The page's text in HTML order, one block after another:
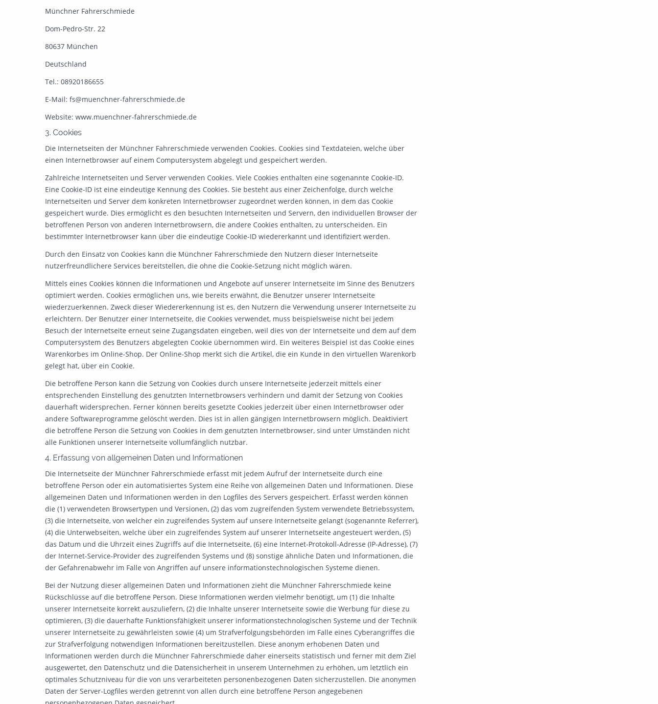
Münchner Fahrerschmiede
Dom-Pedro-Str. 22
80637 München
Deutschland
Tel.: 08920186655
E-Mail: fs@muenchner-fahrerschmiede.de
Website: www.muenchner-fahrerschmiede.de
3. Cookies
Die Internetseiten der Münchner Fahrerschmiede verwenden Cookies. Cookies sind Textdateien, welche über
einen Internetbrowser auf einem Computersystem abgelegt und gespeichert werden.
Zahlreiche Internetseiten und Server verwenden Cookies. Viele Cookies enthalten eine sogenannte Cookie-ID.
Eine Cookie-ID ist eine eindeutige Kennung des Cookies. Sie besteht aus einer Zeichenfolge, durch welche
Internetseiten und Server dem konkreten Internetbrowser zugeordnet werden können, in dem das Cookie
gespeichert wurde. Dies ermöglicht es den besuchten Internetseiten und Servern, den individuellen Browser der
betroffenen Person von anderen Internetbrowsern, die andere Cookies enthalten, zu unterscheiden. Ein
bestimmter Internetbrowser kann über die eindeutige Cookie-ID wiedererkannt und identifiziert werden.
Durch den Einsatz von Cookies kann die Münchner Fahrerschmiede den Nutzern dieser Internetseite
nutzerfreundlichere Services bereitstellen, die ohne die Cookie-Setzung nicht möglich wären.
Mittels eines Cookies können die Informationen und Angebote auf unserer Internetseite im Sinne des Benutzers
optimiert werden. Cookies ermöglichen uns, wie bereits erwähnt, die Benutzer unserer Internetseite
wiederzuerkennen. Zweck dieser Wiedererkennung ist es, den Nutzern die Verwendung unserer Internetseite zu
erleichtern. Der Benutzer einer Internetseite, die Cookies verwendet, muss beispielsweise nicht bei jedem
Besuch der Internetseite erneut seine Zugangsdaten eingeben, weil dies von der Internetseite und dem auf dem
Computersystem des Benutzers abgelegten Cookie übernommen wird. Ein weiteres Beispiel ist das Cookie eines
Warenkorbes im Online-Shop. Der Online-Shop merkt sich die Artikel, die ein Kunde in den virtuellen Warenkorb
gelegt hat, über ein Cookie.
Die betroffene Person kann die Setzung von Cookies durch unsere Internetseite jederzeit mittels einer
entsprechenden Einstellung des genutzten Internetbrowsers verhindern und damit der Setzung von Cookies
dauerhaft widersprechen. Ferner können bereits gesetzte Cookies jederzeit über einen Internetbrowser oder
andere Softwareprogramme gelöscht werden. Dies ist in allen gängigen Internetbrowsern möglich. Deaktiviert
die betroffene Person die Setzung von Cookies in dem genutzten Internetbrowser, sind unter Umständen nicht
alle Funktionen unserer Internetseite vollumfänglich nutzbar.
4. Erfassung von allgemeinen Daten und Informationen
Die Internetseite der Münchner Fahrerschmiede erfasst mit jedem Aufruf der Internetseite durch eine
betroffene Person oder ein automatisiertes System eine Reihe von allgemeinen Daten und Informationen. Diese
allgemeinen Daten und Informationen werden in den Logfiles des Servers gespeichert. Erfasst werden können
die (1) verwendeten Browsertypen und Versionen, (2) das vom zugreifenden System verwendete Betriebssystem,
(3) die Internetseite, von welcher ein zugreifendes System auf unsere Internetseite gelangt (sogenannte Referrer),
(4) die Unterwebseiten, welche über ein zugreifendes System auf unserer Internetseite angesteuert werden, (5)
das Datum und die Uhrzeit eines Zugriffs auf die Internetseite, (6) eine Internet-Protokoll-Adresse (IP-Adresse), (7)
der Internet-Service-Provider des zugreifenden Systems und (8) sonstige ähnliche Daten und Informationen, die
der Gefahrenabwehr im Falle von Angriffen auf unsere informationstechnologischen Systeme dienen.
Bei der Nutzung dieser allgemeinen Daten und Informationen zieht die Münchner Fahrerschmiede keine
Rückschlüsse auf die betroffene Person. Diese Informationen werden vielmehr benötigt, um (1) die Inhalte
unserer Internetseite korrekt auszuliefern, (2) die Inhalte unserer Internetseite sowie die Werbung für diese zu
optimieren, (3) die dauerhafte Funktionsfähigkeit unserer informationstechnologischen Systeme und der Technik
unserer Internetseite zu gewährleisten sowie (4) um Strafverfolgungsbehörden im Falle eines Cyberangriffes die
zur Strafverfolgung notwendigen Informationen bereitzustellen. Diese anonym erhobenen Daten und
Informationen werden durch die Münchner Fahrerschmiede daher einerseits statistisch und ferner mit dem Ziel
ausgewertet, den Datenschutz und die Datensicherheit in unserem Unternehmen zu erhöhen, um letztlich ein
optimales Schutzniveau für die von uns verarbeiteten personenbezogenen Daten sicherzustellen. Die anonymen
Daten der Server-Logfiles werden getrennt von allen durch eine betroffene Person angegebenen